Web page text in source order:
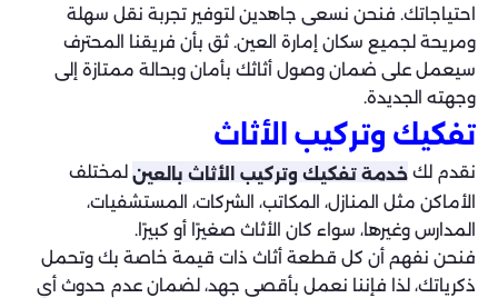
احتياجاتك. فنحن نسعى جاهدين لتوفير تجربة نقل سهلة
ومريحة لجميع سكان إمارة العين. ثق بأن فريقنا المحترف
سيعمل على ضمان وصول أثاثك بأمان وبحالة ممتازة إلى
وجهته الجديدة.
تفكيك وتركيب الأثاث
نقدم لك خدمة تفكيك وتركيب الأثاث بالعين لمختلف
الأماكن مثل المنازل، المكاتب، الشركات، المستشفيات،
المدارس وغيرها، سواء كان الأثاث صغيرًا أو كبيرًا.
فنحن نفهم أن كل قطعة أثاث ذات قيمة خاصة بك وتحمل
ذكرياتك، لذا فإننا نعمل بأقصى جهد، لضمان عدم حدوث أي